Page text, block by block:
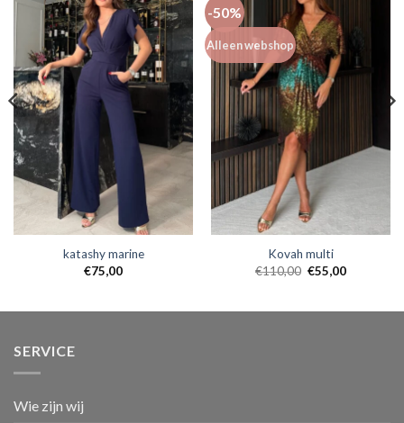
katashy marine
€75,00
-50%
Alleen webshop
Kovah multi
€110,00 €55,00
SERVICE
Wie zijn wij